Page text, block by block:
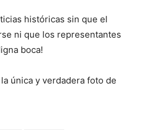
históricas sin que el
ni que los representantes
boca!
única y verdadera foto de